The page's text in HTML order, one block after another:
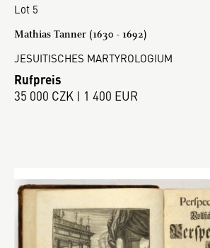
Lot 5
Mathias Tanner (1630 - 1692)
JESUITISCHES MARTYROLOGIUM
Rufpreis
35 000 CZK | 1 400 EUR